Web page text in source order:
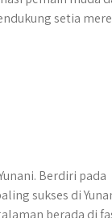
setia
Berdiri pada
sukses di
berada di